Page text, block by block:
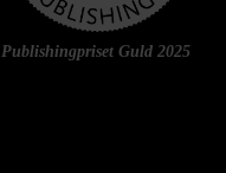
Publishingpriset Guld 2025